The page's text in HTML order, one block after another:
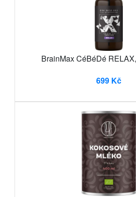
BrainMax CéBéDé
699 Kč